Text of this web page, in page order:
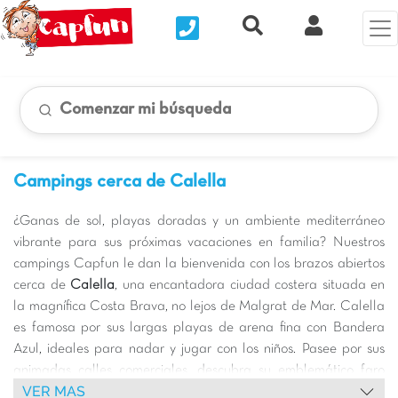
Nous contacterRecherche rapide
Mi
Comenzar mi búsqueda
Campings cerca de Calella
¿Ganas de sol, playas doradas y un ambiente mediterráneo
vibrante para sus próximas vacaciones en familia? Nuestros
campings Capfun le dan la bienvenida con los brazos abiertos
cerca de Calella, una encantadora ciudad costera situada en
la magnífica Costa Brava, no lejos de Malgrat de Mar. Calella
es famosa por sus largas playas de arena fina con Bandera
Azul, ideales para nadar y jugar con los niños. Pasee por sus
animadas calles comerciales, descubra su emblemático faro
que ofrece vistas panorámicas espectaculares, o saboree la
VER MAS